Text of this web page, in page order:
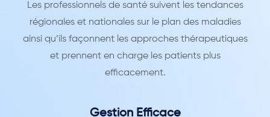
Les professionnels de santé suivent les tendances
régionales et nationales sur le plan des maladies
ainsi qu’ils façonnent les approches thérapeutiques
et prennent en charge les patients plus
efficacement.
Gestion Efficace